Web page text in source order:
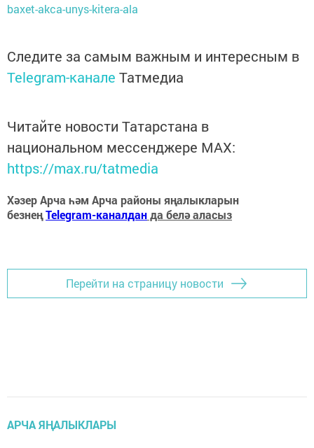
baxet-akca-unys-kitera-ala
Следите за самым важным и интересным в
Telegram-канале Татмедиа
Читайте новости Татарстана в
национальном мессенджере MАХ:
https://max.ru/tatmedia
Хәзер Арча һәм Арча районы яңалыкларын
безнеңTelegram-каналданда белә аласыз
Перейти на страницу новости
АРЧА ЯҢАЛЫКЛАРЫ